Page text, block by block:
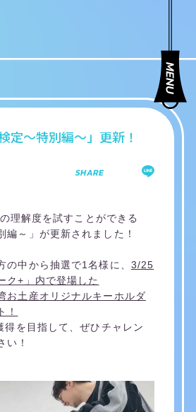
定～特別編～」更新！
SHARE
理解度を試すことができる
編～」が更新されました！
の中から抽選で1名様に、 3/25
ク+」内で登場した
お土産オリジナルキーホルダ
！
得を目指して、ぜひチャレン
い！